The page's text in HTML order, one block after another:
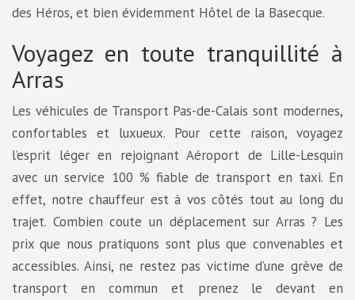
des Héros, et bien évidemment Hôtel de la Basecque.
Voyagez en toute tranquillité à
Arras
Les véhicules de Transport Pas-de-Calais sont modernes,
confortables et luxueux. Pour cette raison, voyagez
l’esprit léger en rejoignant Aéroport de Lille-Lesquin
avec un service 100 % fiable de transport en taxi. En
effet, notre chauffeur est à vos côtés tout au long du
trajet. Combien coute un déplacement sur Arras ? Les
prix que nous pratiquons sont plus que convenables et
accessibles. Ainsi, ne restez pas victime d’une grève de
transport en commun et prenez le devant en